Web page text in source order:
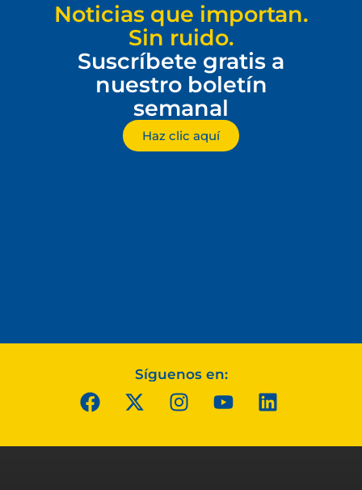
Noticias que importan.
Sin ruido.
Suscríbete gratis a
nuestro boletín
semanal
Haz clic aquí
Síguenos en: